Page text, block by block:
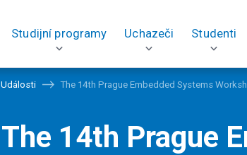
Studijní programy Uchazeči Studenti
Události The 14th Prague Embedded Systems
The 14th Prague